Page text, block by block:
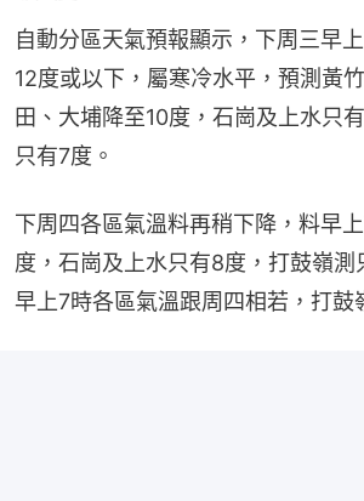
自動分區天氣預報顯示，下周三早
12度或以下，屬寒冷水平，預測黃
田、大埔降至10度，石崗及上水只
只有7度。
下周四各區氣溫料再稍下降，料早
度，石崗及上水只有8度，打鼓嶺測
早上7時各區氣溫跟周四相若，打鼓